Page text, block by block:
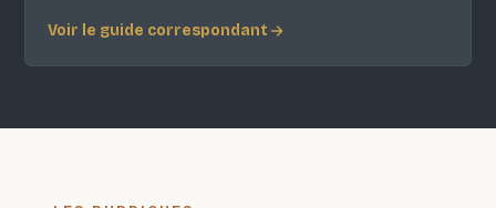
Voir le guide correspondant